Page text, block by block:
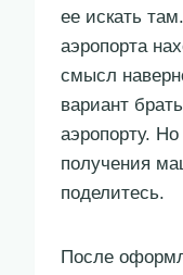
ее искать
аэропорта
смысл
вариант
аэропорту.
получения
поделитесь.
После